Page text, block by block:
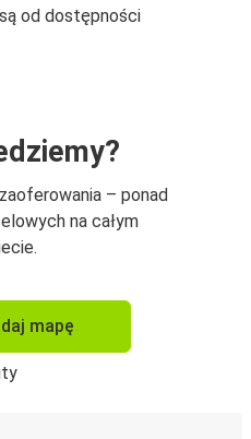
od dostępności
– ponad
na całym
mapę